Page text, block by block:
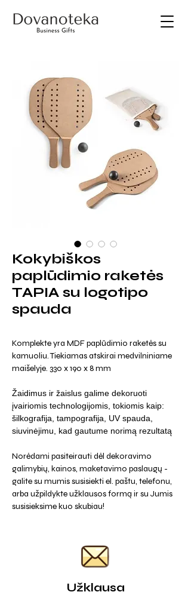
Kokybiškos
paplūdimio raketės
TAPIA su logotipo
spauda
Komplekte yra MDF paplūdimio raketės su
kamuoliu. Tiekiamas atskirai medvilniniame
maišelyje. 330 x 190 x 8 mm
Žaidimus ir žaislus galime dekoruoti
įvairiomis technologijomis, tokiomis kaip:
šilkografija, tampografija, UV spauda,
siuvinėjimu, kad gautume norimą rezultatą
Norėdami pasiteirauti dėl dekoravimo
galimybių, kainos, maketavimo paslaugų -
galite su mumis susisiekti el. paštu, telefonu,
arba užpildykte užklausos formą ir su Jumis
susisieksime kuo skubiau!
Užklausa